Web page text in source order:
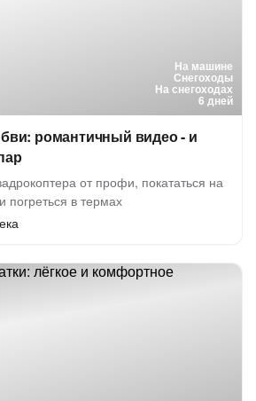
На машине
Снегоходы
На снегоходах
6 дней
романтичный видео - и
от профи, покататься на
погреться в термах